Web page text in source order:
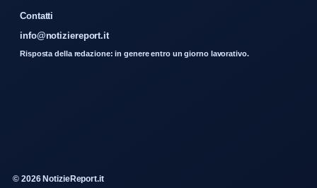
Contatti
info@notiziereport.it
Risposta della redazione: in genere entro un giorno lavorativo.
© 2026 NotizieReport.it